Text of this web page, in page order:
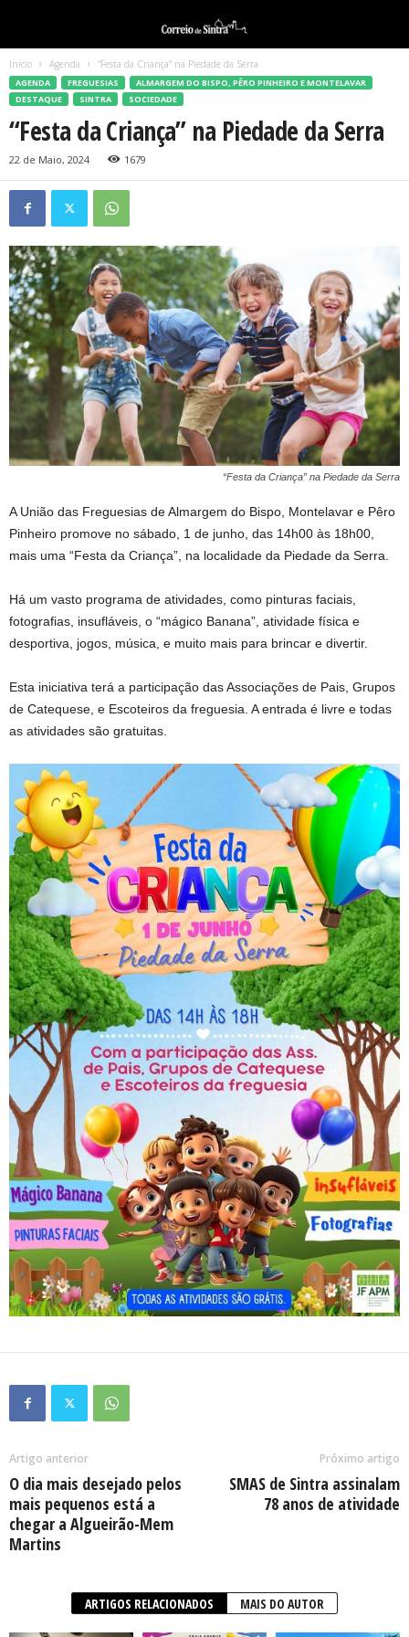
Início Agenda “Festa da Criança” na Piedade da Serra
AGENDA FREGUESIAS
ALMARGEM DO BISPO, PÊRO PINHEIRO E MONTELAVAR
DESTAQUE
SINTRA SOCIEDADE
“Festa da Criança” na Piedade da Serra
22 de Maio, 2024 1679
“Festa da Criança” na Piedade da Serra
A União das Freguesias de Almargem do Bispo, Montelavar e Pêro
Pinheiro promove no sábado, 1 de junho, das 14h00 às 18h00,
mais uma “Festa da Criança”, na localidade da Piedade da Serra.
Há um vasto programa de atividades, como pinturas faciais,
fotografias, insufláveis, o “mágico Banana”, atividade física e
desportiva, jogos, música, e muito mais para brincar e divertir.
Esta iniciativa terá a participação das Associações de Pais, Grupos
de Catequese, e Escoteiros da freguesia. A entrada é livre e todas
as atividades são gratuitas.
Artigo anterior
O dia mais desejado pelos
mais pequenos está a
chegar a Algueirão-Mem
Martins
Próximo artigo
SMAS de Sintra assinalam
78 anos de atividade
ARTIGOS RELACIONADOS MAIS DO AUTOR